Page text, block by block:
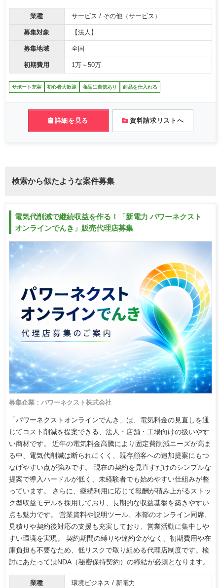
業種 サービス / その他（サービス）
募集対象 【法人】
募集地域 全国
初期費用 1万～50万
サポート充実 初心者大歓迎 商品に自信あり 商品を仕入れる
詳細を見る 資料請求リストへ
検索から似たような案件募集
電気代削減で継続収益を作る！「新電力 パワーネクスト
オンラインでんき」販売代理店募集
募集企業：パワーネクスト株式会社
「パワーネクストオンラインでんき」は、電気料金の見直しを通
じてコスト削減を提案できる、法人・店舗・工場向けの扱いやす
い商材です。 近年の電気料金高騰により固定費削減ニーズが高ま
る中、電気代削減は断られにくく、既存顧客への追加提案にもつ
なげやすい点が強みです。 現在の契約を見直すだけのシンプルな
提案で導入ハードルが低く、未経験者でも始めやすい仕組みが整
っています。 さらに、継続利用に応じて報酬が積み上がるストッ
ク型収益モデルを採用しており、長期的な収益基盤を築きやすい
点も魅力です。 営業資料や説明ツール、本部のオンライン同席、
見積りや契約後対応の支援も充実しており、営業活動に集中しや
すい環境を実現。 契約期間の縛りや違約金がなく、初期費用や在
庫負担も不要なため、低リスクで取り組める代理店制度です。検
討にあたってはNDA（秘密保持契約）の締結が必須となります。
業種 環境ビジネス / 新電力